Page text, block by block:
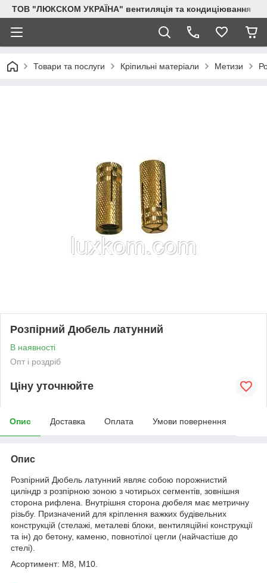
ТОВ "ЛЮКСКОМ УКРАЇНА" вентиляція та кондиціювання
Товари та послуги Кріпильні матеріали Метизи
Розпірний Дюбель латунний
В наявності
Опт і роздріб
Ціну уточнюйте
Опис Доставка Оплата Умови повернення
Опис
Розпірний Дюбель латунний являє собою порожнистий
циліндр з розпірною зоною з чотирьох сегментів, зовнішня
сторона рифлена. Внутрішня сторона дюбеля має метричну
різьбу. Призначений для кріплення важких будівельних
конструкцій (стелажі, металеві блоки, вентиляційні конструкції
та ін) до бетону, каменю, повнотілої цегли (найчастіше до
стелі).
Асортимент: М8, М10.